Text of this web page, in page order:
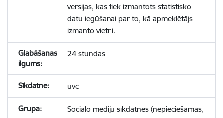
versijas, kas tiek izmantots statistisko
datu iegūšanai par to, kā apmeklētājs
izmanto vietni.
24 stundas
uvc
Sociālo mediju sīkdatnes (nepieciešamas,